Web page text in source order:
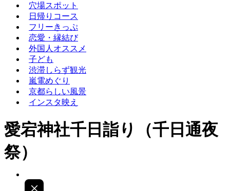
穴場スポット
日帰りコース
フリーきっぷ
恋愛・縁結び
外国人オススメ
子ども
渋滞しらず観光
嵐電めぐり
京都らしい風景
インスタ映え
愛宕神社千日詣り（千日通夜
祭）